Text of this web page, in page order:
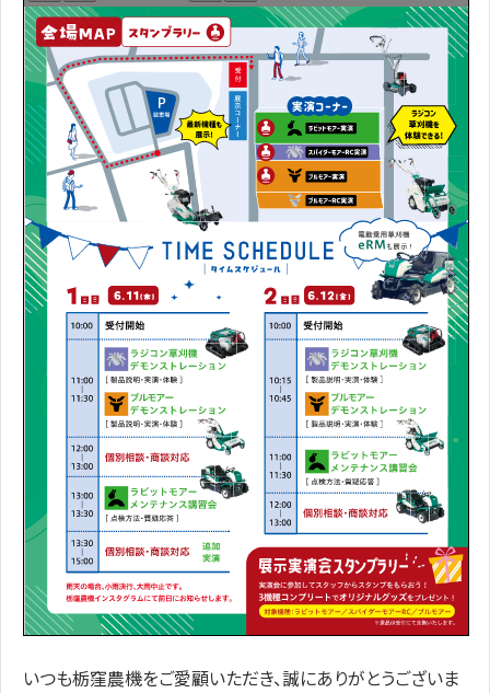
いつも栃窪農機をご愛顧いただき、誠にありがとうございま